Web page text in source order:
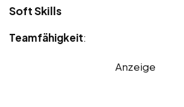
Soft Skills
Teamfähigkeit:
Anzeige